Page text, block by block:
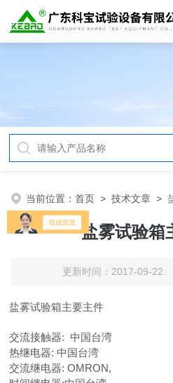
当前位置：首页 >技术文章 >
盐雾试验箱
更新时间：2017-09-
盐雾试验箱主要主件
交流接触器: 中国台湾
热继电器: 中国台湾
交流继电器: OMRON,